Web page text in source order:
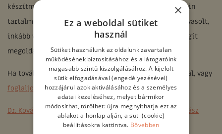
készítmények nyugtató hatásúak, illetve vannak koffein
tartalmúak is. Rendszeres használatuk viszont nem javasolt,
inkább vegyük fel a kapcsolatot a szakorvossal, aki segít
megoldást találni.
Ha további kérdései lennének, keressen fel bizalommal, vagy
foglaljon időpontot weboldalunkon!
Dr. Kovács Zoltán nőgyógyász, szülész, természetgyógyász
×
Ez a weboldal sütiket
használ
Sütiket használunk az oldalunk zavartalan
működésének biztosításához és a látogatóink
magasabb szintű kiszolgálásához. A kijelölt
sütik elfogadásával (engedélyezésével)
hozzájárul azok aktiválásához és a személyes
adatai kezeléséhez, melyet bármikor
módosíthat, törölhet: újra megnyithatja ezt az
ablakot a honlap alján, a süti (cookie)
beállításokra kattintva. Bővebben